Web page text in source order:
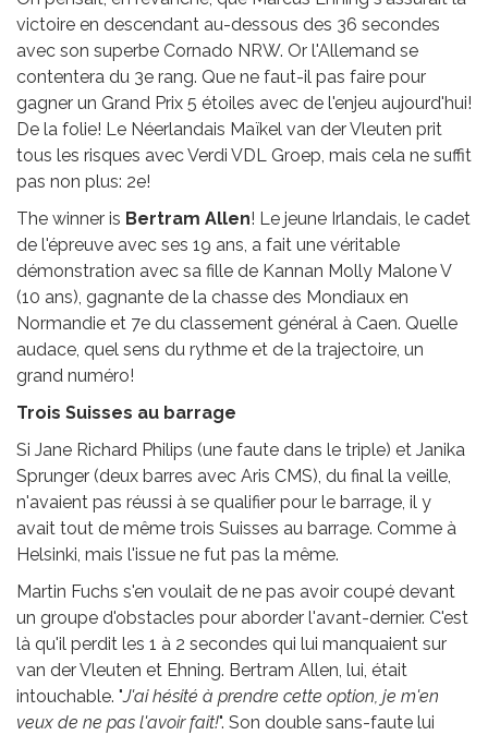
victoire en descendant au-dessous des 36 secondes
avec son superbe Cornado NRW. Or l'Allemand se
contentera du 3e rang. Que ne faut-il pas faire pour
gagner un Grand Prix 5 étoiles avec de l'enjeu aujourd'hui!
De la folie! Le Néerlandais Maïkel van der Vleuten prit
tous les risques avec Verdi VDL Groep, mais cela ne suffit
pas non plus: 2e!
The winner is Bertram Allen! Le jeune Irlandais, le cadet
de l'épreuve avec ses 19 ans, a fait une véritable
démonstration avec sa fille de Kannan Molly Malone V
(10 ans), gagnante de la chasse des Mondiaux en
Normandie et 7e du classement général à Caen. Quelle
audace, quel sens du rythme et de la trajectoire, un
grand numéro!
Trois Suisses au barrage
Si Jane Richard Philips (une faute dans le triple) et Janika
Sprunger (deux barres avec Aris CMS), du final la veille,
n'avaient pas réussi à se qualifier pour le barrage, il y
avait tout de même trois Suisses au barrage. Comme à
Helsinki, mais l'issue ne fut pas la même.
Martin Fuchs s'en voulait de ne pas avoir coupé devant
un groupe d'obstacles pour aborder l'avant-dernier. C'est
là qu'il perdit les 1 à 2 secondes qui lui manquaient sur
van der Vleuten et Ehning. Bertram Allen, lui, était
intouchable. "J'ai hésité à prendre cette option, je m'en
veux de ne pas l'avoir fait!". Son double sans-faute lui